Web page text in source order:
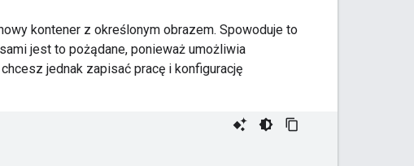
kontener z określonym obrazem. Spowoduje to
jest to pożądane, ponieważ umożliwia
jednak zapisać pracę i konfigurację